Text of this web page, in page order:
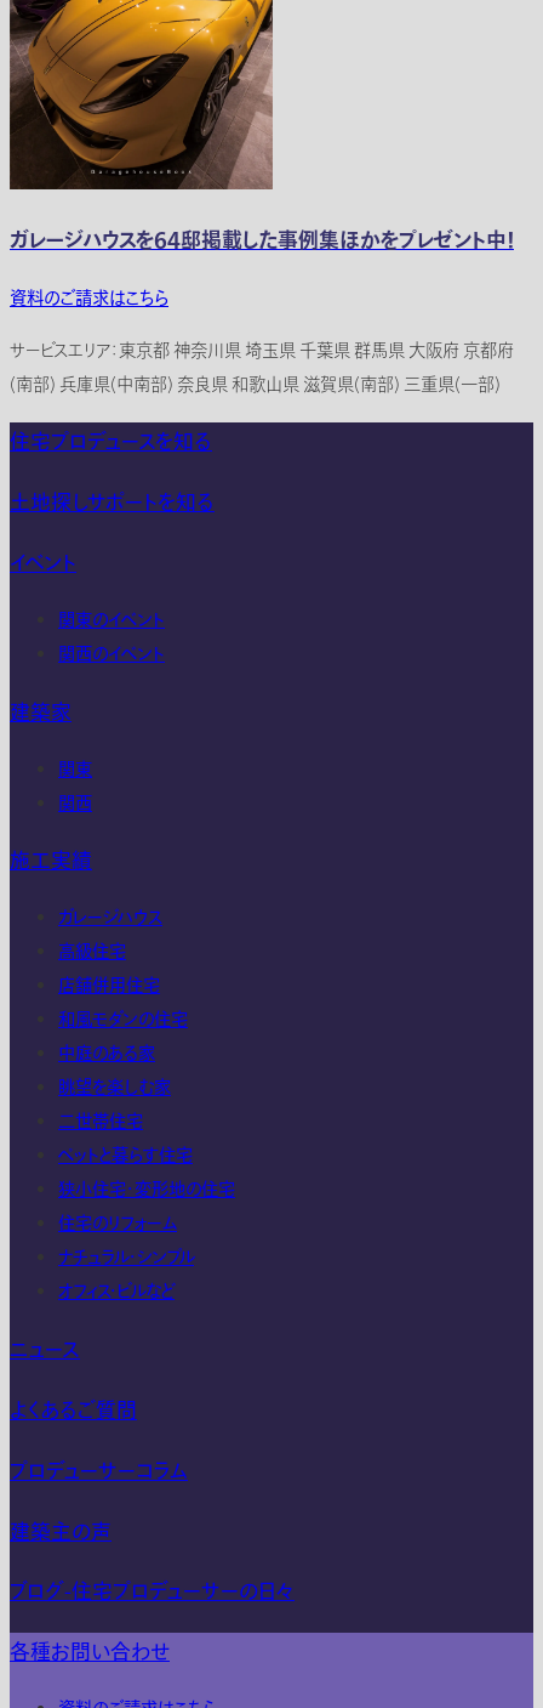
ガレージハウスを64邸掲載した事例集ほかをプレゼント中！
資料のご請求はこちら
サービスエリア：東京都 神奈川県 埼玉県 千葉県 群馬県 大阪府 京都府
(南部) 兵庫県(中南部) 奈良県 和歌山県 滋賀県(南部) 三重県(一部)
住宅プロデュースを知る
土地探しサポートを知る
イベント
関東のイベント
関西のイベント
建築家
関東
関西
施工実績
ガレージハウス
高級住宅
店舗併用住宅
和風モダンの住宅
中庭のある家
眺望を楽しむ家
二世帯住宅
ペットと暮らす住宅
狭小住宅・変形地の住宅
住宅のリフォーム
ナチュラル・シンプル
オフィス・ビルなど
ニュース
よくあるご質問
プロデューサーコラム
建築主の声
ブログ-住宅プロデューサーの日々
各種お問い合わせ